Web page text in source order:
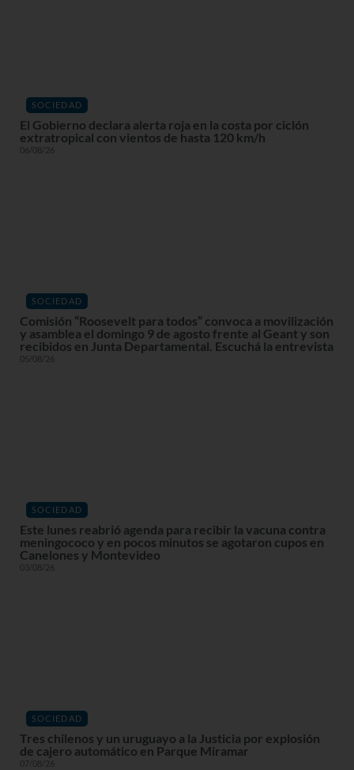
SOCIEDAD
El Gobierno declara alerta roja en la costa por ciclón
extratropical con vientos de hasta 120 km/h
06/08/26
SOCIEDAD
Comisión “Roosevelt para todos” convoca a movilización
y asamblea el domingo 9 de agosto frente al Geant y son
recibidos en Junta Departamental. Escuchá la entrevista
05/08/26
SOCIEDAD
Este lunes reabrió agenda para recibir la vacuna contra
meningococo y en pocos minutos se agotaron cupos en
Canelones y Montevideo
03/08/26
SOCIEDAD
Tres chilenos y un uruguayo a la Justicia por explosión
de cajero automático en Parque Miramar
07/08/26